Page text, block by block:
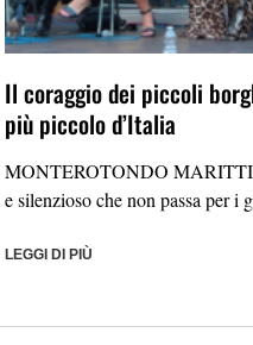
Il coraggio dei piccoli
più piccolo d’Italia
MONTEROTONDO
e silenzioso che non passa per i
LEGGI DI PIÙ